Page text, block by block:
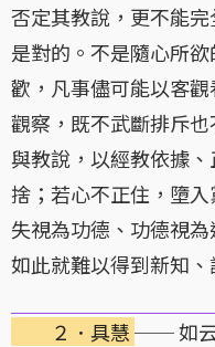
否定其教說，更不能
是對的。不是隨心所
歡，凡事儘可能以客
觀察，既不武斷排斥
與教說，以經教依據
捨；若心不正住，墮
失視為功德、功德視
如此就難以得到新知、
２．具慧── 如云